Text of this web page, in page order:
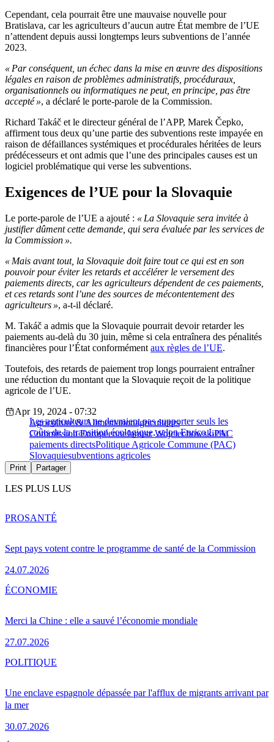
Cependant, cela pourrait être une mauvaise nouvelle pour
Bratislava, car les agriculteurs d’aucun autre État membre de l’UE
n’attendent depuis aussi longtemps leurs subventions de l’année
2023.
« Par conséquent, un échec dans la mise en œuvre des dispositions
légales en raison de problèmes administratifs, procéduraux,
organisationnels ou informatiques ne peut, en principe, pas être
accepté », a déclaré le porte-parole de la Commission.
Richard Takáč et le directeur général de l’APP, Marek Čepko,
affirment tous deux qu’une partie des subventions reste impayée en
raison de défaillances systémiques et procédurales héritées de leurs
prédécesseurs et ont admis que l’une des principales causes est un
logiciel problématique qui verse les subventions.
Exigences de l’UE pour la Slovaquie
Le porte-parole de l’UE a ajouté : « La Slovaquie sera invitée à
justifier dûment cette demande, qui sera évaluée par les services de
la Commission ».
« Mais avant tout, la Slovaquie doit faire tout ce qui est en son
pouvoir pour éviter les retards et accélérer le versement des
paiements directs, car les agriculteurs dépendent de ces paiements,
et ces retards sont l’une des sources de mécontentement des
agriculteurs », a-t-il déclaré.
M. Takáč a admis que la Slovaquie pourrait devoir retarder les
paiements au-delà du 30 juin, même si cela entraînera des pénalités
financières pour l’État conformément aux règles de l’UE.
Toutefois, des retards de paiement trop longs pourraient entraîner
une réduction du montant que la Slovaquie reçoit de la politique
agricole de l’UE.
Les agriculteurs ne devraient pas supporter seuls les
coûts de la transition écologique, selon Enrico Letta
Apr 19, 2024 - 07:32
Agriculture & Alimentationagriculteurs
Commission EuropéenneJanusz WojciechowskiPAC
paiements directsPolitique Agricole Commune (PAC)
Slovaquiesubventions agricoles
Print Partager
LES PLUS LUS
Sept pays votent contre le programme de santé de la Commission
24.07.2026
PROSANTÉ
Merci la Chine : elle a sauvé l’économie mondiale
27.07.2026
ÉCONOMIE
Une enclave espagnole dépassée par l'afflux de migrants arrivant par
la mer
30.07.2026
POLITIQUE